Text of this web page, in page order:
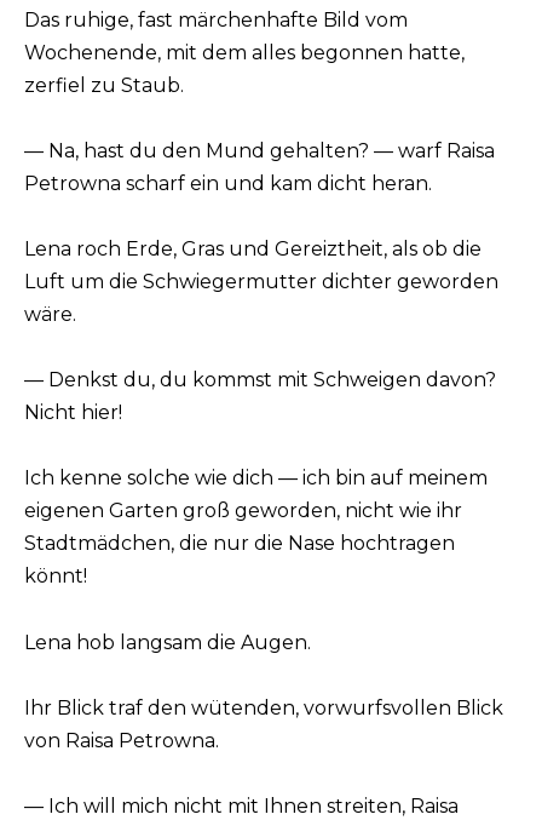
Das ruhige, fast märchenhafte Bild vom
Wochenende, mit dem alles begonnen hatte,
zerfiel zu Staub.
— Na, hast du den Mund gehalten? — warf Raisa
Petrowna scharf ein und kam dicht heran.
Lena roch Erde, Gras und Gereiztheit, als ob die
Luft um die Schwiegermutter dichter geworden
wäre.
— Denkst du, du kommst mit Schweigen davon?
Nicht hier!
Ich kenne solche wie dich — ich bin auf meinem
eigenen Garten groß geworden, nicht wie ihr
Stadtmädchen, die nur die Nase hochtragen
könnt!
Lena hob langsam die Augen.
Ihr Blick traf den wütenden, vorwurfsvollen Blick
von Raisa Petrowna.
— Ich will mich nicht mit Ihnen streiten, Raisa